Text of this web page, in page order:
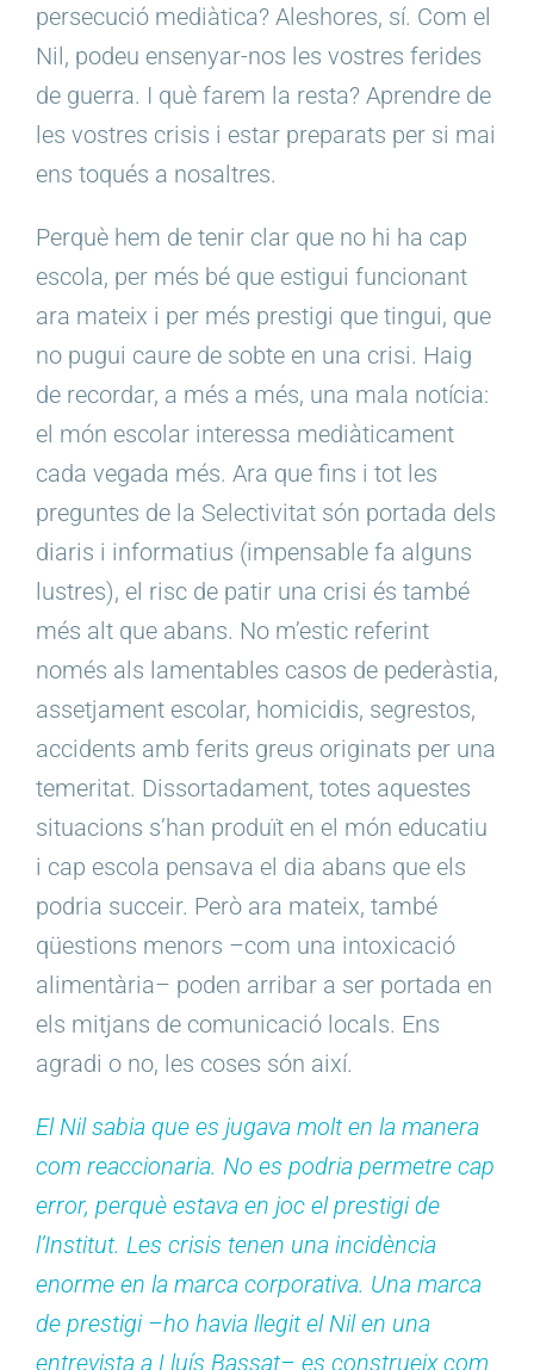
persecució mediàtica? Aleshores, sí. Com el
Nil, podeu ensenyar-nos les vostres ferides
de guerra. I què farem la resta? Aprendre de
les vostres crisis i estar preparats per si mai
ens toqués a nosaltres.
Perquè hem de tenir clar que no hi ha cap
escola, per més bé que estigui funcionant
ara mateix i per més prestigi que tingui, que
no pugui caure de sobte en una crisi. Haig
de recordar, a més a més, una mala notícia:
el món escolar interessa mediàticament
cada vegada més. Ara que fins i tot les
preguntes de la Selectivitat són portada dels
diaris i informatius (impensable fa alguns
lustres), el risc de patir una crisi és també
més alt que abans. No m’estic referint
només als lamentables casos de pederàstia,
assetjament escolar, homicidis, segrestos,
accidents amb ferits greus originats per una
temeritat. Dissortadament, totes aquestes
situacions s’han produït en el món educatiu
i cap escola pensava el dia abans que els
podria succeir. Però ara mateix, també
qüestions menors –com una intoxicació
alimentària– poden arribar a ser portada en
els mitjans de comunicació locals. Ens
agradi o no, les coses són així.
El Nil sabia que es jugava molt en la manera
com reaccionaria. No es podria permetre cap
error, perquè estava en joc el prestigi de
l’Institut. Les crisis tenen una incidència
enorme en la marca corporativa. Una marca
de prestigi –ho havia llegit el Nil en una
entrevista a Lluís Bassat– es construeix com